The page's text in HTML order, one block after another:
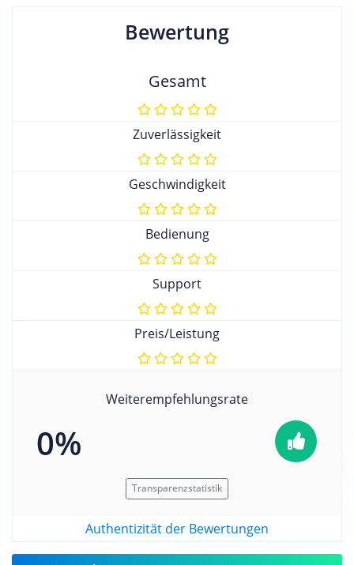
Bewertung
Gesamt
Zuverlässigkeit
Geschwindigkeit
Bedienung
Support
Preis/Leistung
Weiterempfehlungsrate
0%
Transparenzstatistik
Authentizität der Bewertungen